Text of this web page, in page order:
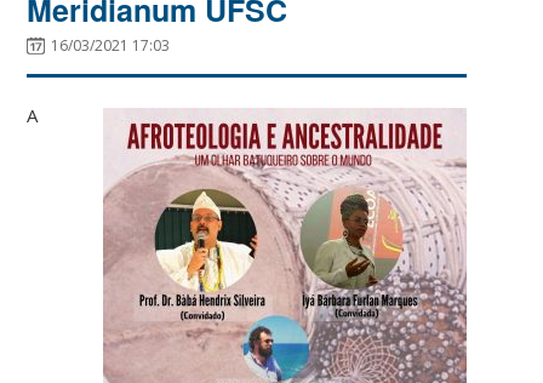
Meridianum UFSC
16/03/2021 17:03
A